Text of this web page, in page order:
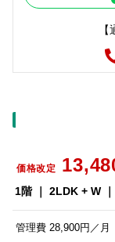
価格改定
1階 ｜ 2LDK + W ｜
管理費 28,900円／